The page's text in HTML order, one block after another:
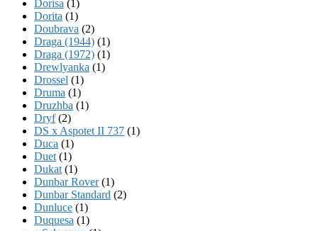
Dorisa (1)
Dorita (1)
Doubrava (2)
Draga (1944) (1)
Draga (1972) (1)
Drewlyanka (1)
Drossel (1)
Druma (1)
Druzhba (1)
Dryf(2)
DS x Aspotet II 737 (1)
Duca (1)
Duet (1)
Dukat (1)
Dunbar Rover(1)
Dunbar Standard (2)
Dunluce (1)
Duquesa (1)